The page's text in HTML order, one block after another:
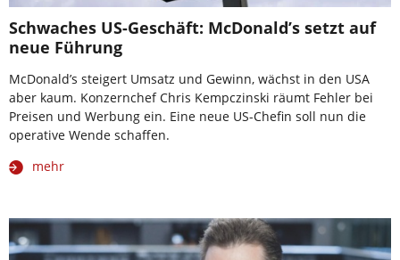
Schwaches US-Geschäft: McDonald’s setzt auf
neue Führung
McDonald’s steigert Umsatz und Gewinn, wächst in den USA
aber kaum. Konzernchef Chris Kempczinski räumt Fehler bei
Preisen und Werbung ein. Eine neue US-Chefin soll nun die
operative Wende schaffen.
mehr